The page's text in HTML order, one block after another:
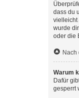
dass du
vielleicht
wurde
oder die
Nach
Warum
Dafür
gesperrt